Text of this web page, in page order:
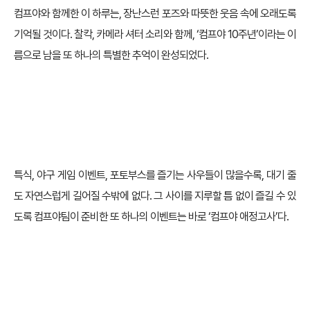
컴프야와 함께한 이 하루는, 장난스런 포즈와 따뜻한 웃음 속에 오래도록
기억될 것이다. 찰칵, 카메라 셔터 소리와 함께, ‘컴프야 10주년’이라는 이
름으로 남을 또 하나의 특별한 추억이 완성되었다.
특식, 야구 게임 이벤트, 포토부스를 즐기는 사우들이 많을수록, 대기 줄
도 자연스럽게 길어질 수밖에 없다. 그 사이를 지루할 틈 없이 즐길 수 있
도록 컴프야팀이 준비한 또 하나의 이벤트는 바로 ‘컴프야 애정고사’다.